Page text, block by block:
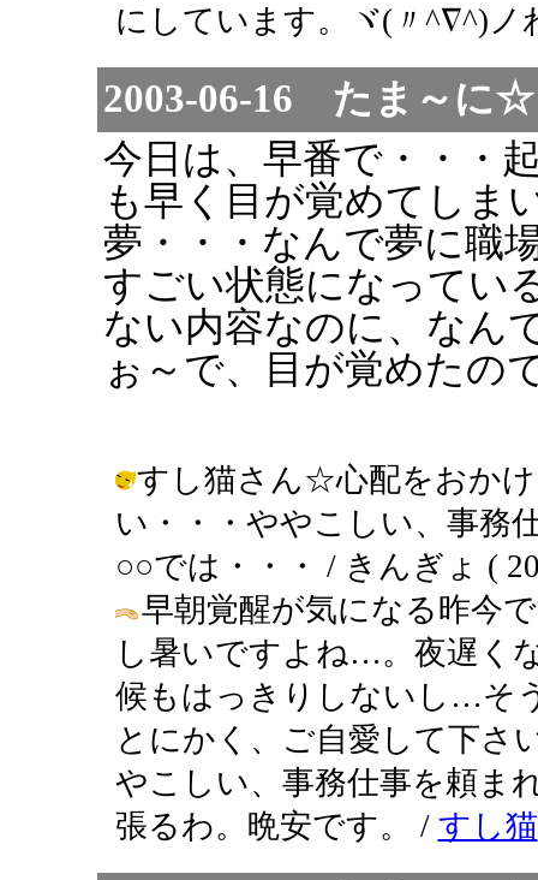
にしています。ヾ(〃^∇^)ノ
2003-06-16 たま～に
今日は、早番で・・・
も早く目が覚めてしま
夢・・・なんで夢に職
すごい状態になってい
ない内容なのに、なん
ぉ～で、目が覚めたの
すし猫さん☆心配をおか
い・・・ややこしい、事務
○○では・・・ / きんぎょ (
早朝覚醒が気になる昨今
し暑いですよね…。夜遅く
候もはっきりしないし…そ
とにかく、ご自愛して下
やこしい、事務仕事を頼ま
張るわ。晩安です。 / すし猫